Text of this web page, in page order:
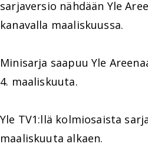
sarjaversio nähdään Yle
kanavalla maaliskuussa.
Minisarja saapuu Yle
4. maaliskuuta.
Yle TV1:llä kolmiosaista
maaliskuuta alkaen.